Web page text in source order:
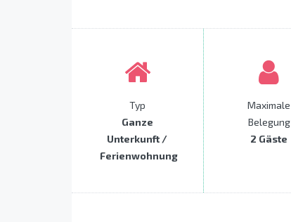
Typ
Ganze
Unterkunft /
Ferienwohnung
Maximale
Belegung
2 Gäste